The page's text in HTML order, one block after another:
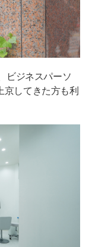
ビジネスパーソ
京してきた方も利